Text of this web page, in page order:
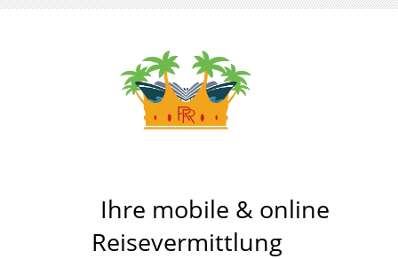
Ihre mobile & online
Reisevermittlung